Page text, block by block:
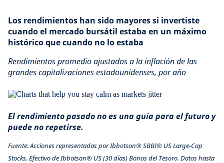
Los rendimientos han sido mayores si invertiste
cuando el mercado bursátil estaba en un máximo
histórico que cuando no lo estaba
Rendimientos promedio ajustados a la inflación de las
grandes capitalizaciones estadounidenses, por año
El rendimiento pasado no es una guía para el futuro y
puede no repetirse.
Fuente: Acciones representadas por Ibbotson® SBBI® US Large-Cap
Stocks, Efectivo de Ibbotson® US (30 días) Bonos del Tesoro. Datos hasta